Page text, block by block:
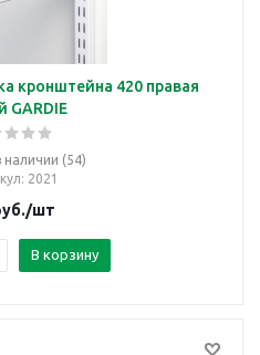
кронштейна 420 правая
GARDIE
наличии (54)
: 2021
/шт
В корзину